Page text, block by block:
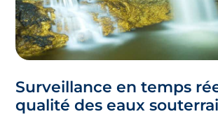
Surveillance en temps
qualité des eaux